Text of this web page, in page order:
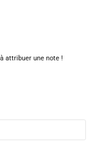
attribuer une note !